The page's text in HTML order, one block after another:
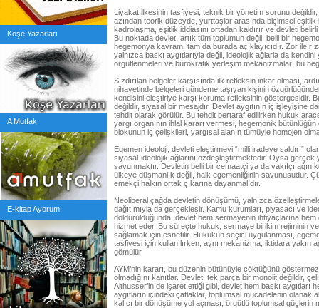
Köşe Yazarları
A Mutfak
E-kitap Ayorum
Liyakat ilkesinin tasfiyesi, teknik bir yönetim sorunu
azından teorik düzeyde, yurttaşlar arasında biçimsel eşitlik
kadrolaşma, eşitlik iddiasını ortadan kaldırır ve devleti
Bu noktada devlet, artık tüm toplumun değil, belli bir
hegemonya kavramı tam da burada açıklayıcıdır. Zor ile
yalnızca baskı aygıtlarıyla değil, ideolojik ağlarla da kendini
örgütlenmeleri ve bürokratik yerleşim mekanizmaları bu
Sızdırılan belgeler karşısında ilk refleksin inkar olması,
nihayetinde belgeleri gündeme taşıyan kişinin
kendisini eleştiriye karşı koruma refleksinin göstergesidir.
değildir, siyasal bir mesajdır. Devlet aygıtının iç işleyişine
tehdit olarak görülür. Bu tehdit bertaraf edilirken hukuk
yargı organının ihlal kararı vermesi, hegemonik bütünlüğün
blokunun iç çelişkileri, yargısal alanın tümüyle homojen
Egemen ideoloji, devleti eleştirmeyi “milli iradeye saldırı”
siyasal-ideolojik ağlarını özdeşleştirmektedir. Oysa
savunmaktır. Devletin belli bir cemaatçi ya da vakıfçı ağın
ülkeye düşmanlık değil, halk egemenliğinin savunusudur.
emekçi halkın ortak çıkarına dayanmalıdır.
Neoliberal çağda devletin dönüşümü, yalnızca
dağıtımıyla da gerçekleşir. Kamu kurumları, piyasacı ve
doldurulduğunda, devlet hem sermayenin ihtiyaçlarına
hizmet eder. Bu süreçte hukuk, sermaye birikim rejiminin
sağlamak için esnetilir. Hukukun seçici uygulanması,
tasfiyesi için kullanılırken, aynı mekanizma, iktidara
gömülür.
AYM’nin kararı, bu düzenin bütünüyle çöktüğünü
olmadığını kanıtlar. Devlet, tek parça bir monolit değildir,
Althusser’in de işaret ettiği gibi, devlet hem baskı aygıtları
aygıtların içindeki çatlaklar, toplumsal mücadelenin olanak
kalıcı bir dönüşüme yol açması, örgütlü toplumsal güçlerin